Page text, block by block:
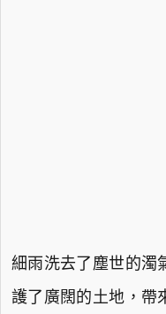
細雨洗去了塵世的濁
護了廣闊的土地，帶